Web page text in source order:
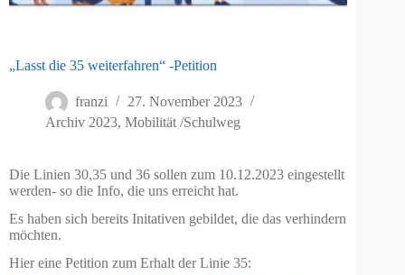
„Lasst die 35 weiterfahren“ -Petition
franzi
27. November 2023
Archiv 2023, Mobilität /Schulweg
Die Linien 30,35 und 36 sollen zum 10.12.2023 eingestellt
werden- so die Info, die uns erreicht hat.
Es haben sich bereits Initativen gebildet, die das verhindern
möchten.
Hier eine Petition zum Erhalt der Linie 35: